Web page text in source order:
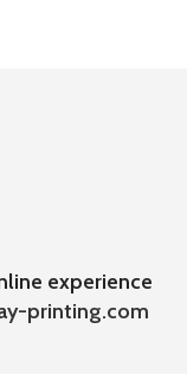
experience
printing.com